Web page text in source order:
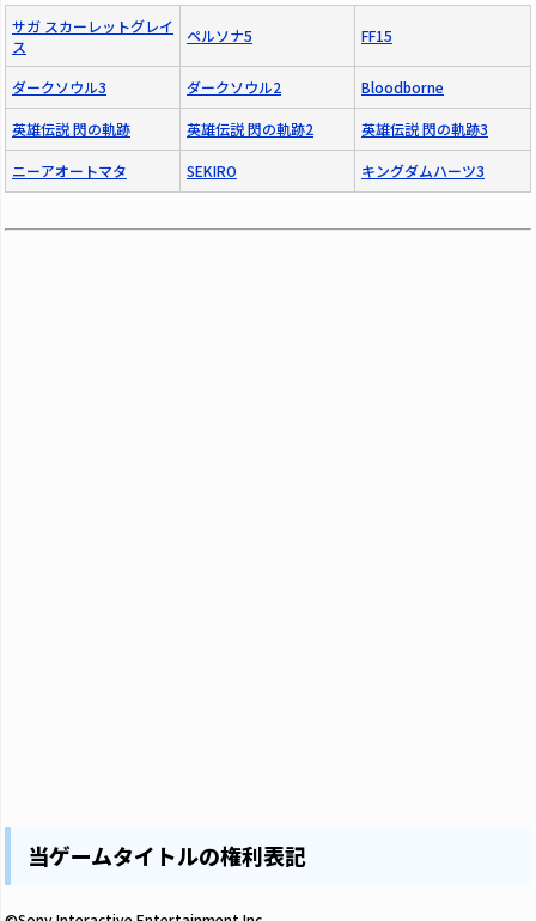
サガ スカーレットグレイ
ス
ペルソナ5 FF15
ダークソウル3 ダークソウル2 Bloodborne
英雄伝説 閃の軌跡 英雄伝説 閃の軌跡2 英雄伝説 閃の軌跡3
ニーアオートマタ SEKIRO キングダムハーツ3
当ゲームタイトルの権利表記